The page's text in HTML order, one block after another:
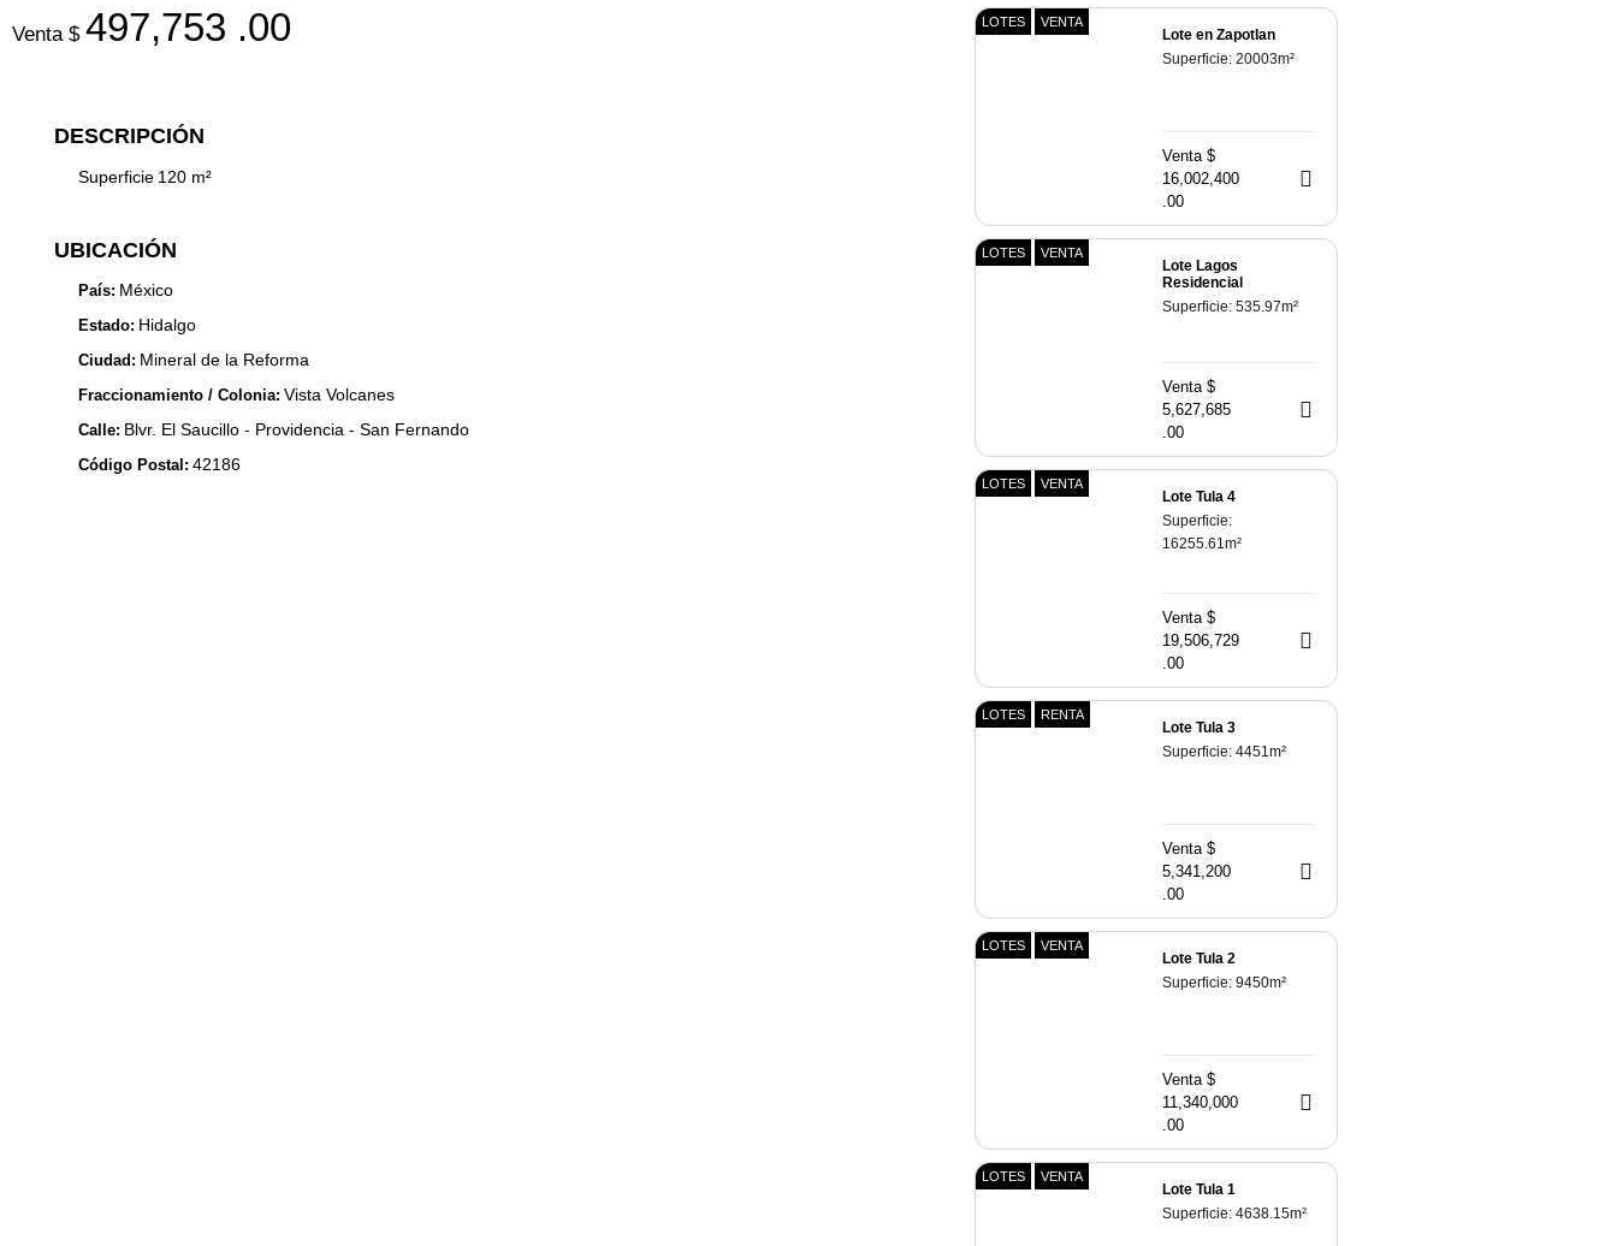
Venta $ 497,753 .00
DESCRIPCIÓN
Superficie 120 m²
UBICACIÓN
País: México
Estado: Hidalgo
Ciudad: Mineral de la Reforma
Fraccionamiento / Colonia: Vista Volcanes
Calle: Blvr. El Saucillo - Providencia - San Fernando
Código Postal: 42186
LOTES VENTA
Lote en Zapotlan
Superficie: 20003m²
Venta $
16,002,400
.00
LOTES VENTA
Lote Lagos
Residencial
Superficie: 535.97m²
Venta $
5,627,685
.00
LOTES VENTA
Lote Tula 4
Superficie:
16255.61m²
Venta $
19,506,729
.00
LOTES RENTA
Lote Tula 3
Superficie: 4451m²
Venta $
5,341,200
.00
LOTES VENTA
Lote Tula 2
Superficie: 9450m²
Venta $
11,340,000
.00
LOTES VENTA
Lote Tula 1
Superficie: 4638.15m²